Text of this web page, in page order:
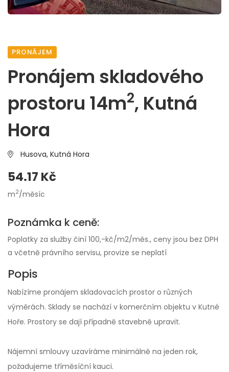
PRONÁJEM
Pronájem skladového
prostoru 14m2, Kutná
Hora
Husova, Kutná Hora
54.17 Kč
m2/měsíc
Poznámka k ceně:
Poplatky za služby činí 100,-kč/m2/měs., ceny jsou bez DPH
a včetně právního servisu, provize se neplatí
Popis
Nabízíme pronájem skladovacích prostor o různých
výměrách. Sklady se nachází v komerčním objektu v Kutné
Hoře. Prostory se dají případně stavebně upravit.
Nájemní smlouvy uzavíráme minimálně na jeden rok,
požadujeme tříměsíční kauci.